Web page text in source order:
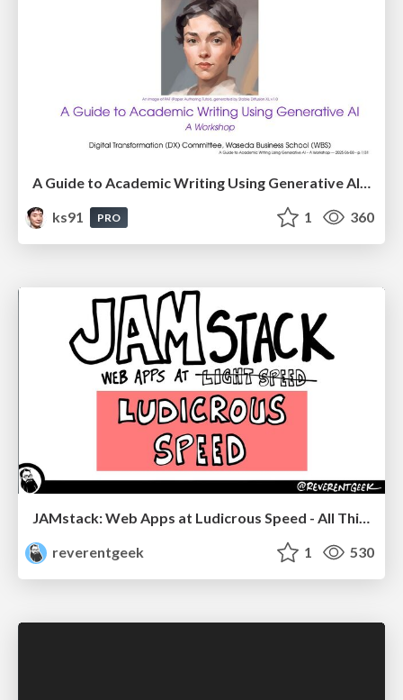
ks91
PRO 1 360
JAMstack: Web Apps at Ludicrous Speed - All Things Open 2022
reverentgeek
1 530